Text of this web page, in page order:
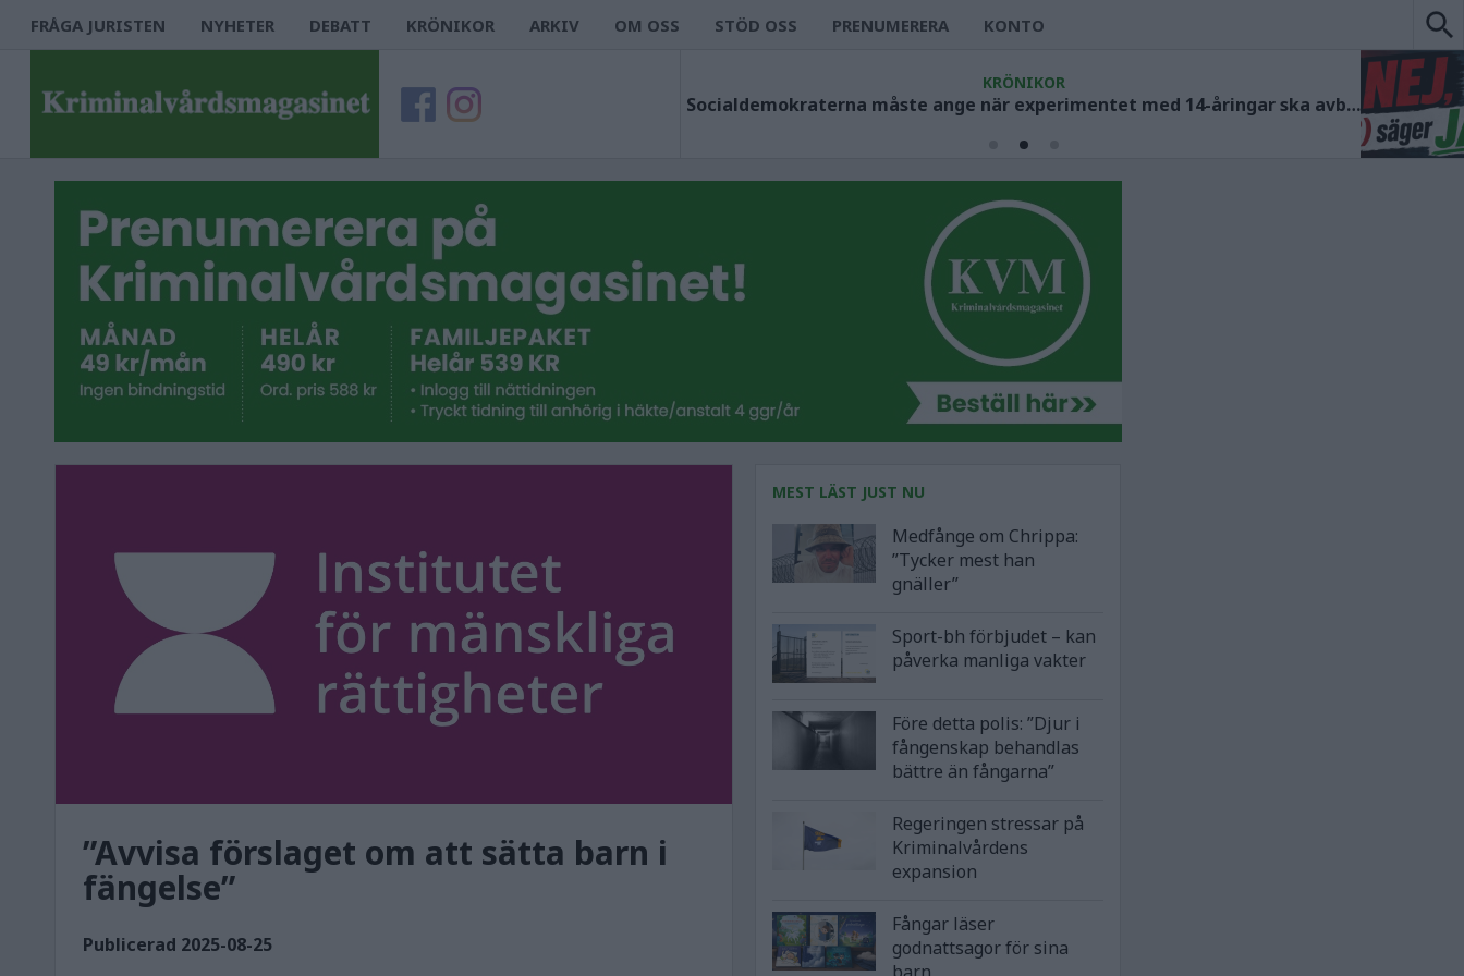
FRÅGA JURISTEN NYHETER DEBATT KRÖNIKOR ARKIV OM OSS STÖD OSS PRENUMERERA KONTO
KRÖNIKOR
Socialdemokraterna måste ange när experimentet med 14-åringar ska avbrytas
”Avvisa förslaget om att sätta barn i
fängelse”
Publicerad 2025-08-25
MEST LÄST JUST NU
Medfånge om Chrippa:
”Tycker mest han
gnäller”
Sport-bh förbjudet – kan
påverka manliga vakter
Före detta polis: ”Djur i
fångenskap behandlas
bättre än fångarna”
Regeringen stressar på
Kriminalvårdens
expansion
Fångar läser
godnattsagor för sina